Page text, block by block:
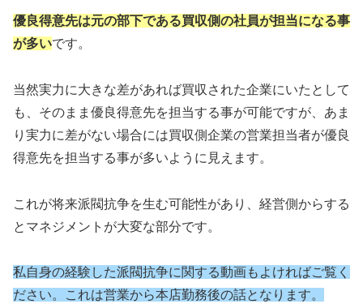
優良得意先は元の部下である買収側の社員が担当になる事
が多いです。
当然実力に大きな差があれば買収された企業にいたとして
も、そのまま優良得意先を担当する事が可能ですが、あま
り実力に差がない場合には買収側企業の営業担当者が優良
得意先を担当する事が多いように見えます。
これが将来派閥抗争を生む可能性があり、経営側からする
とマネジメントが大変な部分です。
私自身の経験した派閥抗争に関する動画もよければご覧く
ださい。これは営業から本店勤務後の話となります。